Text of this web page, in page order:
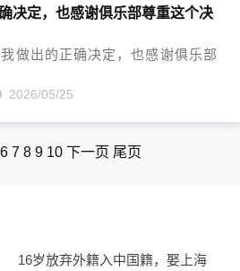
决定，也感谢俱乐部尊重这个决
做出的正确决定，也感谢俱乐部
2026/05/25
6 7 8 9 10 下一页 尾页
16岁放弃外籍入中国籍，娶上海